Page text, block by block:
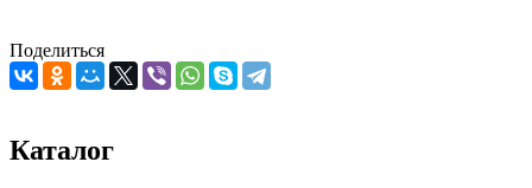
Поделиться
Каталог